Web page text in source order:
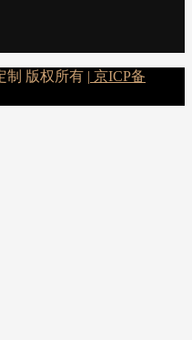
制 版权所有 | 京ICP备